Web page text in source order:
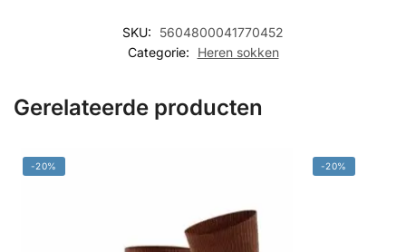
SKU:
5604800041770452
Categorie:
Heren sokken
Gerelateerde producten
-20% -20%